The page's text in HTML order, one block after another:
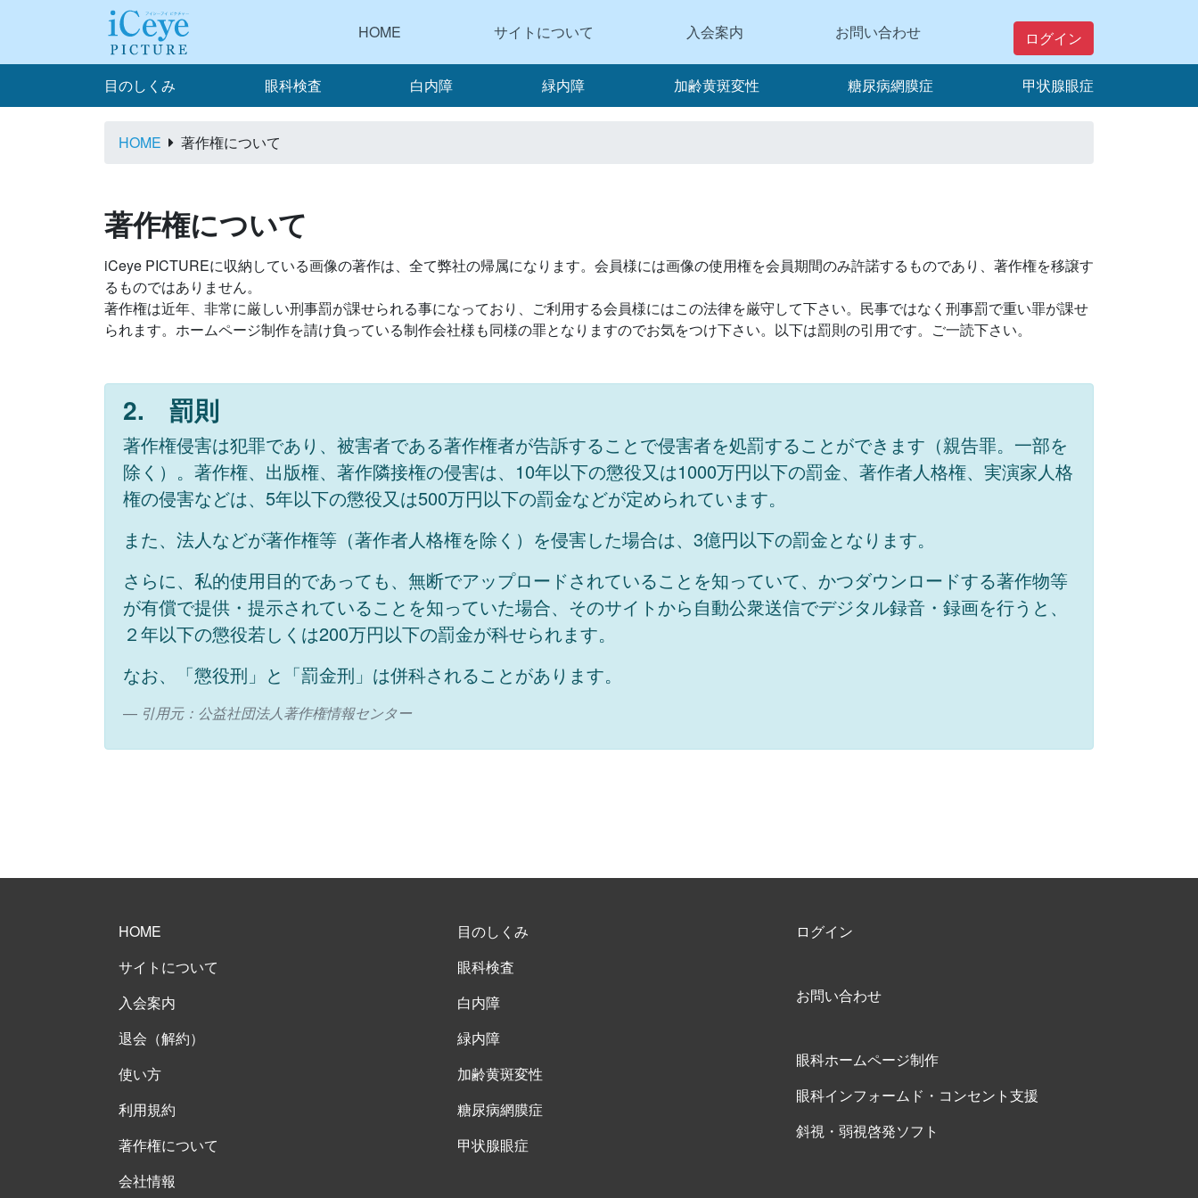
HOME サイトについて 入会案内 お問い合わせ ログイン
目のしくみ 眼科検査 白内障 緑内障 加齢黄斑変性 糖尿病網膜症 甲状腺眼症
HOME 著作権について
著作権について
iCeye PICTUREに収納している画像の著作は、全て弊社の帰属になります。会員様には画像の使用権を会員期間のみ許諾するものであり、著作権を移譲す
るものではありません。
著作権は近年、非常に厳しい刑事罰が課せられる事になっており、ご利用する会員様にはこの法律を厳守して下さい。民事ではなく刑事罰で重い罪が課せ
られます。ホームページ制作を請け負っている制作会社様も同様の罪となりますのでお気をつけ下さい。以下は罰則の引用です。ご一読下さい。
2. 罰則
著作権侵害は犯罪であり、被害者である著作権者が告訴することで侵害者を処罰することができます（親告罪。一部を
除く）。著作権、出版権、著作隣接権の侵害は、10年以下の懲役又は1000万円以下の罰金、著作者人格権、実演家人格
権の侵害などは、5年以下の懲役又は500万円以下の罰金などが定められています。
また、法人などが著作権等（著作者人格権を除く）を侵害した場合は、3億円以下の罰金となります。
さらに、私的使用目的であっても、無断でアップロードされていることを知っていて、かつダウンロードする著作物等
が有償で提供・提示されていることを知っていた場合、そのサイトから自動公衆送信でデジタル録音・録画を行うと、
２年以下の懲役若しくは200万円以下の罰金が科せられます。
なお、「懲役刑」と「罰金刑」は併科されることがあります。
引用元：公益社団法人著作権情報センター
HOME
サイトについて
入会案内
退会（解約）
使い方
利用規約
著作権について
会社情報
目のしくみ
眼科検査
白内障
緑内障
加齢黄斑変性
糖尿病網膜症
甲状腺眼症
ログイン
お問い合わせ
眼科ホームページ制作
眼科インフォームド・コンセント支援
斜視・弱視啓発ソフト